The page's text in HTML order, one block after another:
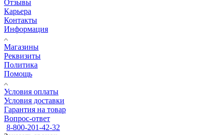
Отзывы
Карьера
Контакты
Информация
Магазины
Реквизиты
Политика
Помощь
Условия оплаты
Условия доставки
Гарантия на товар
Вопрос-ответ
8-800-201-42-32